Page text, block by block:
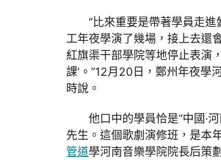
“比來重要是帶著學員走
工年夜學演了幾場，接上去還
紅旗渠干部學院等地停止表演
課’。”12月20日，鄭州年夜學
時說。
他口中的學員恰是“中國·
先生。這個歌劇演修班，是本
管道學河南音樂學院院長后策